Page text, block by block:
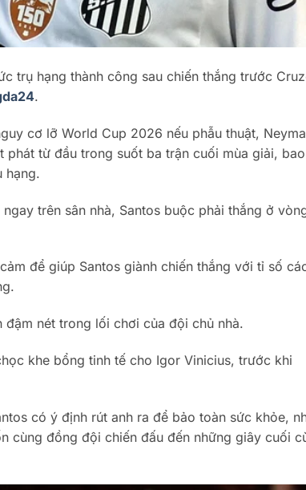
trụ hạng thành công sau chiến thắng trước
.
cơ lỡ World Cup 2026 nếu phẫu thuật,
từ đầu trong suốt ba trận cuối mùa giải,
hạng.
trên sân nhà, Santos buộc phải thắng ở
để giúp Santos giành chiến thắng với tỉ số
nét trong lối chơi của đội chủ nhà.
khe bổng tinh tế cho Igor Vinicius, trước khi
có ý định rút anh ra để bảo toàn sức khỏe,
cùng đồng đội chiến đấu đến những giây cuối